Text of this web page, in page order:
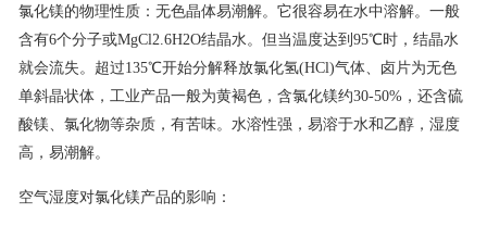
氯化镁的物理性质：无色晶体易潮解。它很容易在水中溶解。一般
含有6个分子或MgCl2.6H2O结晶水。但当温度达到95℃时，结晶水
就会流失。超过135℃开始分解释放氯化氢(HCl)气体、卤片为无色
单斜晶状体，工业产品一般为黄褐色，含氯化镁约30-50%，还含硫
酸镁、氯化物等杂质，有苦味。水溶性强，易溶于水和乙醇，湿度
高，易潮解。
空气湿度对氯化镁产品的影响：